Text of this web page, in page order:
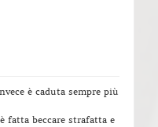
è caduta sempre più
fatta beccare strafatta e